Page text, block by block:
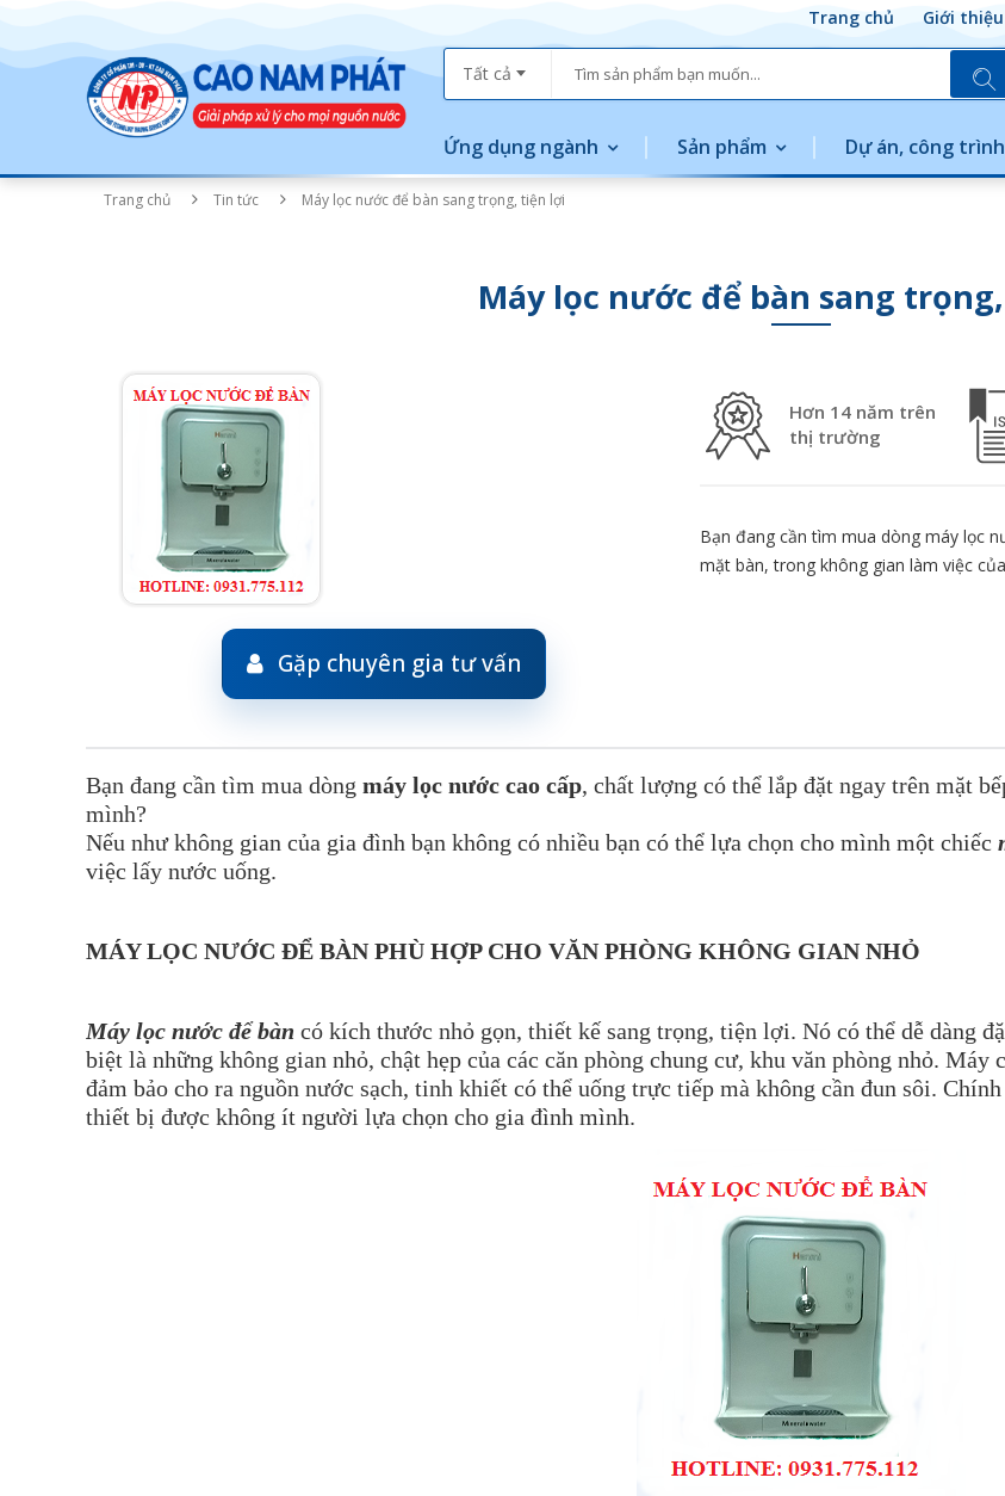
Trang chủ Giới thiệu
Tất cả
Ứng dụng ngành Sản phẩm Dự án, công trình
Trang chủ Tin tức Máy lọc nước để bàn sang trọng, tiện lợi
Máy lọc nước để bàn sang
Gặp chuyên gia tư vấn
Hơn 14 năm trên
thị trường
Bạn đang cần tìm mua dòng máy lọc
mặt bàn, trong không gian làm việc
Bạn đang cần tìm mua dòng máy lọc nước cao cấp, chất lượng có thể lắp đặt ngay trên mặt
mình?
Nếu như không gian của gia đình bạn không có nhiều bạn có thể lựa chọn cho mình một chiếc
việc lấy nước uống.
MÁY LỌC NƯỚC ĐỂ BÀN PHÙ HỢP CHO VĂN PHÒNG KHÔNG GIAN NHỎ
Máy lọc nước để bàn có kích thước nhỏ gọn, thiết kế sang trọng, tiện lợi. Nó có thể dễ dàng
biệt là những không gian nhỏ, chật hẹp của các căn phòng chung cư, khu văn phòng nhỏ.
đảm bảo cho ra nguồn nước sạch, tinh khiết có thể uống trực tiếp mà không cần đun sôi.
thiết bị được không ít người lựa chọn cho gia đình mình.